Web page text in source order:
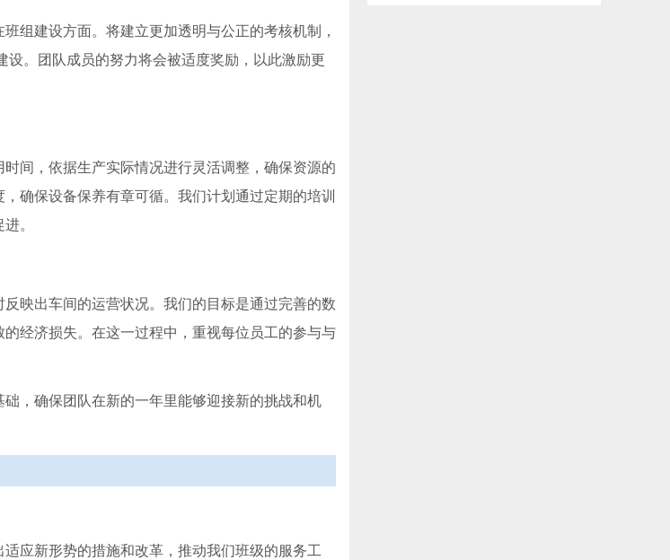
组建设方面。将建立更加透明与公正的考核机制，
。团队成员的努力将会被适度奖励，以此激励更
间，依据生产实际情况进行灵活调整，确保资源的
确保设备保养有章可循。我们计划通过定期的培训
。
映出车间的运营状况。我们的目标是通过完善的数
经济损失。在这一过程中，重视每位员工的参与与
，确保团队在新的一年里能够迎接新的挑战和机
应新形势的措施和改革，推动我们班级的服务工